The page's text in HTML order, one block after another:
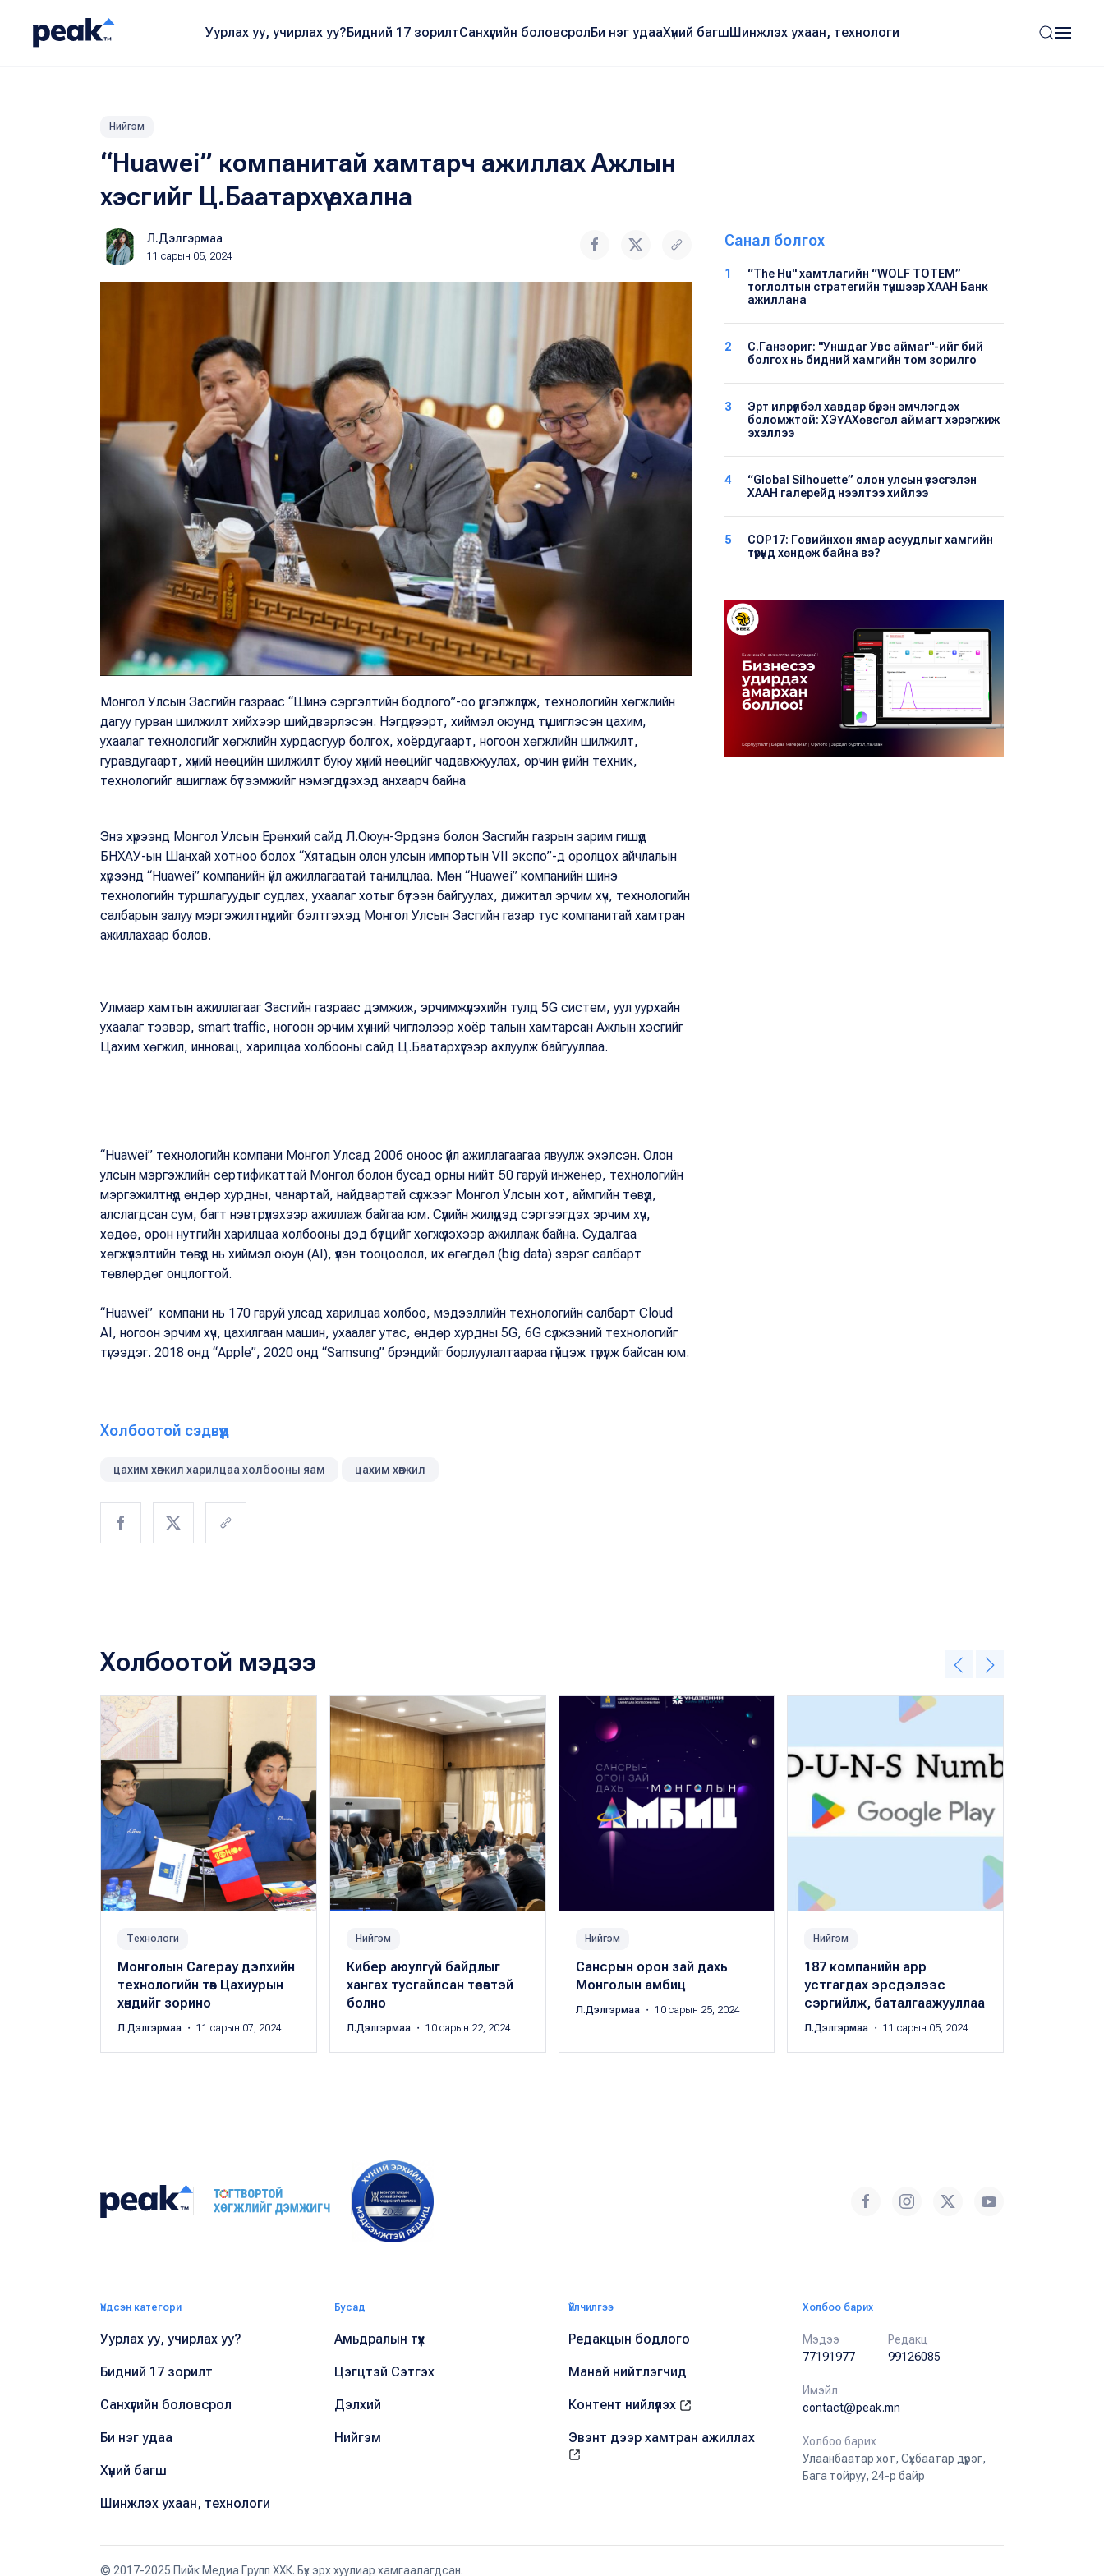
Уурлах уу, учирлах уу?Бидний 17 зорилтСанхүүгийн боловсролБи нэг удааХүний багшШинжлэх ухаан, технологи
Нийгэм
“Huawei” компанитай хамтарч ажиллах Ажлын
хэсгийг Ц.Баатархүү ахална
Л.Дэлгэрмаа
11 сарын 05, 2024
Монгол Улсын Засгийн газраас “Шинэ сэргэлтийн бодлого”-оо үргэлжлүүлж, технологийн хөгжлийн
дагуу гурван шилжилт хийхээр шийдвэрлэсэн. Нэгдүгээрт, хиймэл оюунд түшиглэсэн цахим,
ухаалаг технологийг хөгжлийн хурдасгуур болгох, хоёрдугаарт, ногоон хөгжлийн шилжилт,
гуравдугаарт, хүний нөөцийн шилжилт буюу хүний нөөцийг чадавхжуулах, орчин үеийн техник,
технологийг ашиглаж бүтээмжийг нэмэгдүүлэхэд анхаарч байна
Энэ хүрээнд Монгол Улсын Ерөнхий сайд Л.Оюун-Эрдэнэ болон Засгийн газрын зарим гишүүд
БНХАУ-ын Шанхай хотноо болох “Хятадын олон улсын импортын VII экспо”-д оролцох айчлалын
хүрээнд “Huawei” компанийн үйл ажиллагаатай танилцлаа. Мөн “Huawei” компанийн шинэ
технологийн туршлагуудыг судлах, ухаалаг хотыг бүтээн байгуулах, дижитал эрчим хүч, технологийн
салбарын залуу мэргэжилтнүүдийг бэлтгэхэд Монгол Улсын Засгийн газар тус компанитай хамтран
ажиллахаар болов.
Улмаар хамтын ажиллагааг Засгийн газраас дэмжиж, эрчимжүүлэхийн тулд 5G систем, уул уурхайн
ухаалаг тээвэр, smart traffic, ногоон эрчим хүчний чиглэлээр хоёр талын хамтарсан Ажлын хэсгийг
Цахим хөгжил, инновац, харилцаа холбооны сайд Ц.Баатархүүгээр ахлуулж байгууллаа.
“Huawei” технологийн компани Монгол Улсад 2006 оноос үйл ажиллагаагаа явуулж эхэлсэн. Олон
улсын мэргэжлийн сертификаттай Монгол болон бусад орны нийт 50 гаруй инженер, технологийн
мэргэжилтнүүд өндөр хурдны, чанартай, найдвартай сүлжээг Монгол Улсын хот, аймгийн төвүүд,
алслагдсан сум, багт нэвтрүүлэхээр ажиллаж байгаа юм. Сүүлийн жилүүдэд сэргээгдэх эрчим хүч,
хөдөө, орон нутгийн харилцаа холбооны дэд бүтцийг хөгжүүлэхээр ажиллаж байна. Судалгаa
хөгжүүлэлтийн төвүүд нь хиймэл оюун (AI), үүлэн тооцоолол, их өгөгдөл (big data) зэрэг салбарт
төвлөрдөг онцлогтой.
“Huawei” компани нь 170 гаруй улсад харилцаа холбоо, мэдээллийн технологийн салбарт Cloud
AI, ногоон эрчим хүч, цахилгаан машин, ухаалаг утас, өндөр хурдны 5G, 6G сүлжээний технологийг
түгээдэг. 2018 онд “Apple”, 2020 онд “Samsung” брэндийг борлуулалтаараа гүйцэж түрүүлж байсан юм.
Холбоотой сэдвүүд
цахим хөгжил харилцаа холбооны яам цахим хөгжил
Санал болгох
1
“The Hu" хамтлагийн “WOLF TOTEM”
тоглолтын стратегийн түншээр ХААН Банк
ажиллана
2
С.Ганзориг: "Уншдаг Увс аймаг"-ийг бий
болгох нь бидний хамгийн том зорилго
3
Эрт илрүүлбэл хавдар бүрэн эмчлэгдэх
боломжтой: ХЭҮА​Хөвсгөл аймагт хэрэгжиж
эхэллээ
4
“Global Silhouette” олон улсын үзэсгэлэн
ХААН галерейд нээлтээ хийлээ
5
COP17: Говийнхон ямар асуудлыг хамгийн
түрүүнд хөндөж байна вэ?
Холбоотой мэдээ
Технологи
Монголын Carepay дэлхийн
технологийн төв Цахиурын
хөндийг зорино
Л.Дэлгэрмаа ・ 11 сарын 07, 2024
Нийгэм
Кибер аюулгүй байдлыг
хангах тусгайлсан төсөвтэй
болно
Л.Дэлгэрмаа ・ 10 сарын 22, 2024
Нийгэм
Сансрын орон зай дахь
Монголын амбиц
Л.Дэлгэрмаа ・ 10 сарын 25, 2024
Нийгэм
187 компанийн app
устгагдах эрсдэлээс
сэргийлж, баталгаажууллаа
Л.Дэлгэрмаа ・ 11 сарын 05, 2024
Үндсэн категори
Уурлах уу, учирлах уу?
Бидний 17 зорилт
Санхүүгийн боловсрол
Би нэг удаа
Хүний багш
Шинжлэх ухаан, технологи
Бусад
Амьдралын түүх
Цэгцтэй Сэтгэх
Дэлхий
Нийгэм
Үйлчилгээ
Редакцын бодлого
Манай нийтлэгчид
Контент нийлүүлэх
Эвэнт дээр хамтран ажиллах
Холбоо барих
Мэдээ
77191977
Редакц
99126085
Имэйл
contact@peak.mn
Холбоо барих
Улаанбаатар хот, Сүхбаатар дүүрэг,
Бага тойруу, 24-р байр
© 2017-2025 Пийк Медиа Групп ХХК. Бүх эрх хуулиар хамгаалагдсан.